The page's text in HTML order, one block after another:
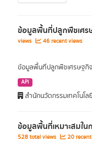
ข้อมูลพื้นที่ปลูกพืชเศร
views
46 recent views
ข้อมูลพื้นที่ปลูกพืชเศรษฐกิ
API
สำนักนวัตกรรมเทคโนโ
ข้อมูลพื้นที่เหมาะสมใน
528 total views 20